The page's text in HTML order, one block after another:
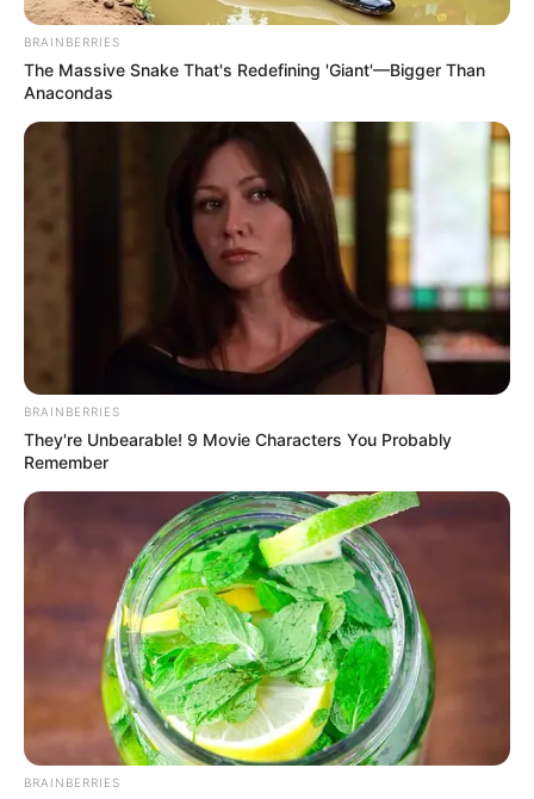
BRAINBERRIES
The Massive Snake That's Redefining 'Giant'—Bigger Than
Anacondas
BRAINBERRIES
They're Unbearable! 9 Movie Characters You Probably
Remember
BRAINBERRIES